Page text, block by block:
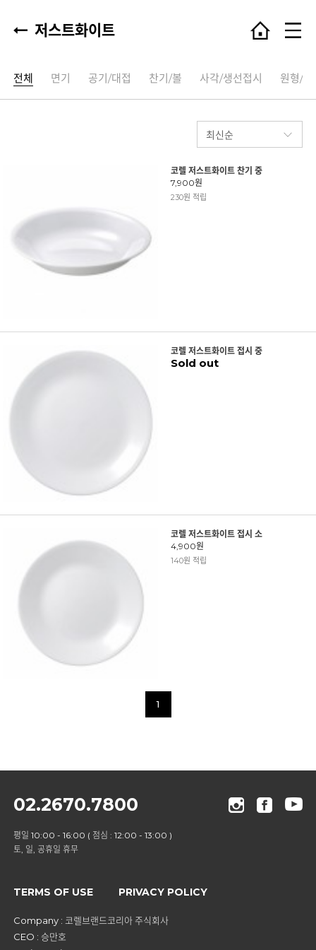
저스트화이트
전체 면기 공기/대접 찬기/볼 사각/생선접시 원형/타
코렐 저스트화이트 찬기 중
7,900원
230원 적립
코렐 저스트화이트 접시 중
Sold out
코렐 저스트화이트 접시 소
4,900원
140원 적립
1
02.2670.7800
평일 10:00 - 16:00 ( 점심 : 12:00 - 13:00 )
토, 일, 공휴일 휴무
TERMS OF USE PRIVACY POLICY
Company : 코렐브랜드코리아 주식회사
CEO : 승만호